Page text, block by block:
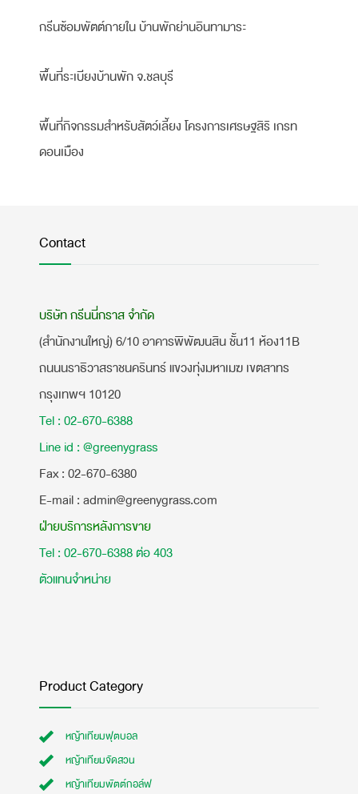
กรีนซ้อมพัตต์ภายใน บ้านพักย่านอินทามาระ
พื้นที่ระเบียงบ้านพัก จ.ชลบุรี
พื้นที่กิจกรรมสำหรับสัตว์เลี้ยง โครงการเศรษฐสิริ เกรท
ดอนเมือง
Contact
บริษัท กรีนนี่กราส จำกัด
(สำนักงานใหญ่) 6/10 อาคารพิพัฒนสิน ชั้น11 ห้อง11B
ถนนนราธิวาสราชนครินทร์ แขวงทุ่งมหาเมฆ เขตสาทร
กรุงเทพฯ 10120
Tel : 02-670-6388
Line id : @greenygrass
​Fax : 02-670-6380
E-mail : admin@greenygrass.com
ฝ่ายบริการหลังการขาย
Tel : 02-670-6388 ต่อ 403
ตัวแทนจำหน่าย
Product Category
หญ้าเทียมฟุตบอล
หญ้าเทียมจัดสวน
หญ้าเทียมพัตต์กอล์ฟ